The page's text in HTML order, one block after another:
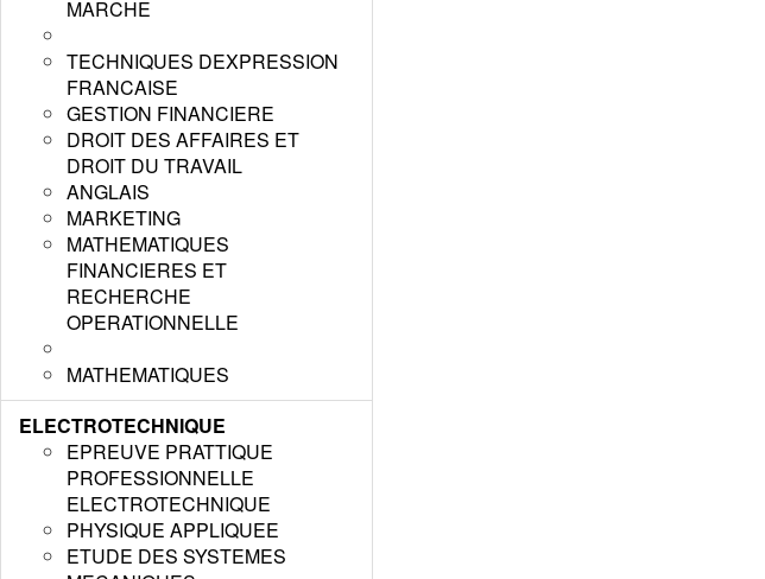
MARCHE
TECHNIQUES DEXPRESSION
FRANCAISE
GESTION FINANCIERE
DROIT DES AFFAIRES ET
DROIT DU TRAVAIL
ANGLAIS
MARKETING
MATHEMATIQUES
FINANCIERES ET
RECHERCHE
OPERATIONNELLE
MATHEMATIQUES
ELECTROTECHNIQUE
EPREUVE PRATTIQUE
PROFESSIONNELLE
ELECTROTECHNIQUE
PHYSIQUE APPLIQUEE
ETUDE DES SYSTEMES